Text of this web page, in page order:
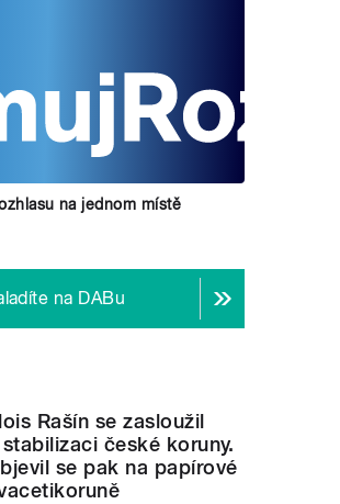
na jednom místě
na DABu
Rašín se zasloužil
české koruny.
se pak na papírové